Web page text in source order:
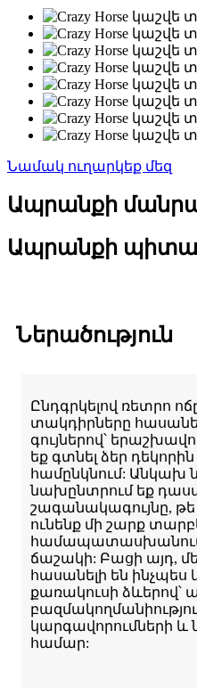
Նամակ ուղարկեք մեզ
Ապրանքի
Ապրանքի
Ներածություն
Ընդգրկելով ռետրո
տակդիրները
գույներով՝
եք գտնել ձեր
համընկնում: Անկախ
նախընտրում եք
շագանակագույնը,
ունենք մի շարք
համապատասխանում
ճաշակի: Բացի այդ,
հասանելի են ինչպես
քառակուսի ձևերով՝
կարգավորումների և
համար: